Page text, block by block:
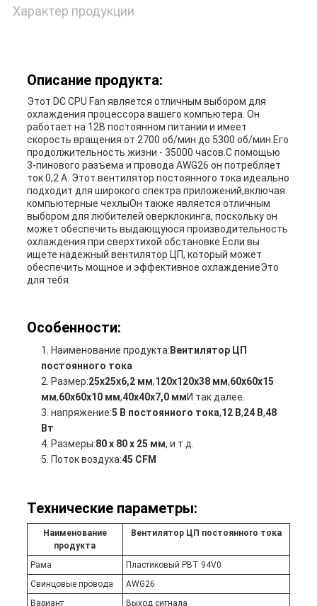
Характер продукции
Описание продукта:
Этот DC CPU Fan является отличным выбором для
охлаждения процессора вашего компьютера. Он
работает на 12В постоянном питании и имеет
скорость вращения от 2700 об/мин до 5300 об/мин.Его
продолжительность жизни - 35000 часов.С помощью
3-пинового разъема и провода AWG26 он потребляет
ток 0,2 А. Этот вентилятор постоянного тока идеально
подходит для широкого спектра приложений,включая
компьютерные чехлыОн также является отличным
выбором для любителей оверклокинга, поскольку он
может обеспечить выдающуюся производительность
охлаждения при сверхтихой обстановке.Если вы
ищете надежный вентилятор ЦП, который может
обеспечить мощное и эффективное охлаждениеЭто
для тебя.
Особенности:
Наименование продукта: Вентилятор ЦП
постоянного тока
Размер:25х25х6,2 мм,120х120х38 мм,60х60х15
мм,60х60х10 мм,40х40х7,0 ммИ так далее.
напряжение:5 В постоянного тока,12 В,24 В,48
Вт
Размеры:80 х 80 х 25 мм, и т.д.
Поток воздуха:45 CFM
Технические параметры:
Наименование
продукта
Вентилятор ЦП постоянного тока
Рама
Пластиковый PBT 94V0
Свинцовые провода
AWG26
Вариант
Выход сигнала